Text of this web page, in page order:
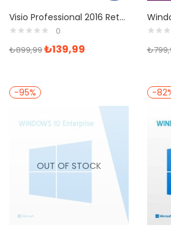
Visio Professional 2016 Retail Dijital Lisans Anahtarı
0
₺899,99₺139,99
₺
-95%
OUT OF STOCK
-